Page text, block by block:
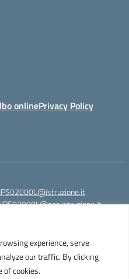
experience, serve
our traffic. By clicking
of cookies.
onlinePrivacy Policy
- Via Agnesi 2/b - 47923 Rimini
381636 E-mail: